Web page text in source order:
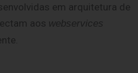
em arquitetura de
aos webservices